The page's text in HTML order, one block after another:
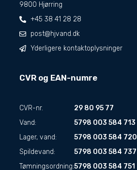
9800 Hjørring
+45 38 41 28 28
post@hjvand.dk
Yderligere kontaktoplysninger
CVR og EAN-numre
CVR-nr.
29 80 95 77
Vand:
5798 003 584 713
Lager, vand:
5798 003 584 720
Spildevand:
5798 003 584 737
Tømningsordning:5798 003 584 751